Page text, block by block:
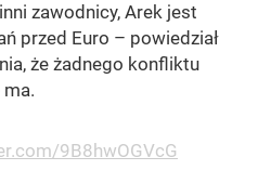
zawodnicy, Arek jest
przed Euro – powiedział
że żadnego konfliktu
9B8hwOGVcG